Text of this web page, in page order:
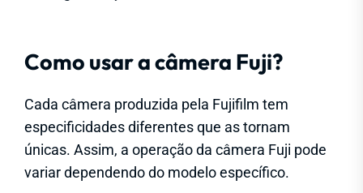
Como usar a câmera Fuji?
Cada câmera produzida pela Fujifilm tem
especificidades diferentes que as tornam
únicas. Assim, a operação da câmera Fuji pode
variar dependendo do modelo específico.